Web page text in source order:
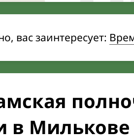
вас заинтересует:
в Милькове